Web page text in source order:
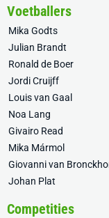
Voetballers
Mika Godts
Julian Brandt
Ronald de Boer
Jordi Cruijff
Louis van Gaal
Noa Lang
Givairo Read
Mika Mármol
Giovanni van
Johan Plat
Competities